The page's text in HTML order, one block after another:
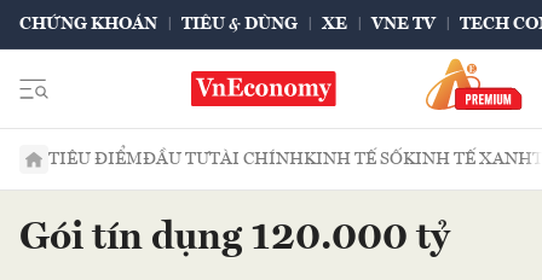
CHỨNG KHOÁN TIÊU & DÙNG XE VNE TV TECH
TIÊU ĐIỂMĐẦU TƯTÀI CHÍNHKINH TẾ SỐKINH TẾ XANH
Gói tín dụng 120.000 tỷ